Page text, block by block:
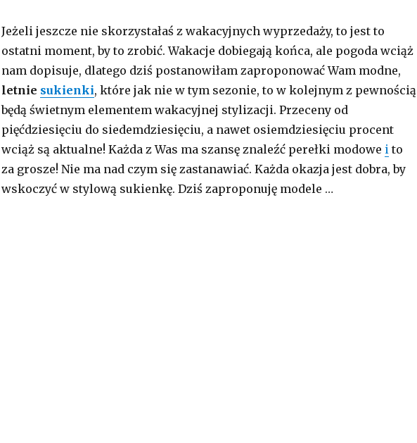
Jeżeli jeszcze nie skorzystałaś z wakacyjnych wyprzedaży, to jest to
ostatni moment, by to zrobić. Wakacje dobiegają końca, ale pogoda wciąż
nam dopisuje, dlatego dziś postanowiłam zaproponować Wam modne,
letnie sukienki, które jak nie w tym sezonie, to w kolejnym z pewnością
będą świetnym elementem wakacyjnej stylizacji. Przeceny od
pięćdziesięciu do siedemdziesięciu, a nawet osiemdziesięciu procent
wciąż są aktualne! Każda z Was ma szansę znaleźć perełki modowe ito
za grosze! Nie ma nad czym się zastanawiać. Każda okazja jest dobra, by
wskoczyć w stylową sukienkę. Dziś zaproponuję modele …